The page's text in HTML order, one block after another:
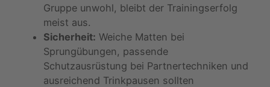
Gruppe unwohl, bleibt der Trainingserfolg
meist aus.
Sicherheit: Weiche Matten bei
Sprungübungen, passende
Schutzausrüstung bei Partnertechniken und
ausreichend Trinkpausen sollten